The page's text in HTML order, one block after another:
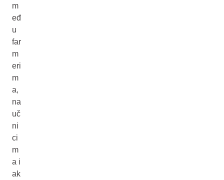
m
eđ
u
far
m
eri
m
a,
na
uč
ni
ci
m
a i
ak